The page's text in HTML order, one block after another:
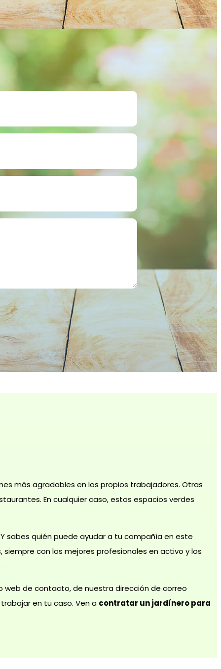
más agradables en los propios trabajadores. Otras
En cualquier caso, estos espacios verdes
sabes quién puede ayudar a tu compañía en este
con los mejores profesionales en activo y los
web de contacto, de nuestra dirección de correo
en tu caso. Ven a contratar un jardínero para